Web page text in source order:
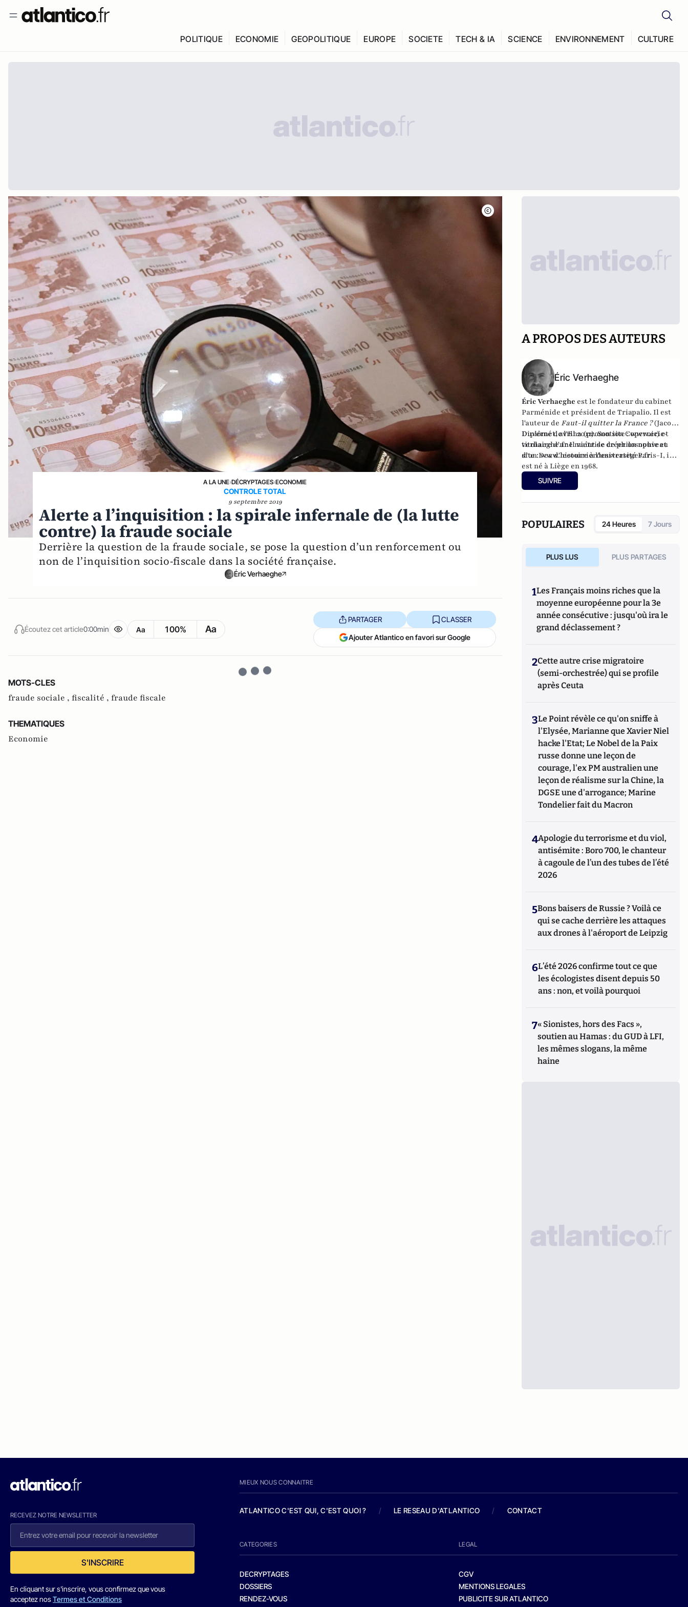
POLITIQUE ECONOMIE GEOPOLITIQUE EUROPE SOCIETE TECH & IA SCIENCE ENVIRONNEMENT CULTURE
A LA UNE›DÉCRYPTAGES›ECONOMIE
CONTROLE TOTAL
9 septembre 2019
Alerte a l’inquisition : la spirale infernale de (la lutte
contre) la fraude sociale
Derrière la question de la fraude sociale, se pose la question d’un renforcement ou
non de l’inquisition socio-fiscale dans la société française.
Éric Verhaeghe
Écoutez cet article0:00min Aa 100% Aa
PARTAGER CLASSER
Ajouter Atlantico en favori sur Google
MOTS-CLES
fraude sociale , fiscalité , fraude fiscale
THEMATIQUES
Economie
A PROPOS DES AUTEURS
Éric Verhaeghe
Éric Verhaeghe est le fondateur du cabinet
Parménide et président deTriapalio. Il est
l'auteur de Faut-il quitter la France ?(Jacob-
Duvernet, avril 2012). Son site :www.eric-
verhaeghe.frIl vient de créer un nouveau
site :www.lecourrierdesstrateges.fr
Diplômé de l'Ena (promotion Copernic) et
titulaire d'une maîtrise de philosophie et
d'un Dea d'histoire à l'université Paris-I, il
est né à Liège en 1968.
SUIVRE
POPULAIRES 24 Heures 7 Jours
PLUS LUS PLUS PARTAGES
1Les Français moins riches que la
moyenne européenne pour la 3e
année consécutive : jusqu'où ira le
grand déclassement ?
2Cette autre crise migratoire
(semi-orchestrée) qui se profile
après Ceuta
3Le Point révèle ce qu'on sniffe à
l'Elysée, Marianne que Xavier Niel
hacke l'Etat; Le Nobel de la Paix
russe donne une leçon de
courage, l'ex PM australien une
leçon de réalisme sur la Chine, la
DGSE une d'arrogance; Marine
Tondelier fait du Macron
4Apologie du terrorisme et du viol,
antisémite : Boro 700, le chanteur
à cagoule de l’un des tubes de l’été
2026
5Bons baisers de Russie ? Voilà ce
qui se cache derrière les attaques
aux drones à l'aéroport de Leipzig
6L’été 2026 confirme tout ce que
les écologistes disent depuis 50
ans : non, et voilà pourquoi
7« Sionistes, hors des Facs »,
soutien au Hamas : du GUD à LFI,
les mêmes slogans, la même
haine
RECEVEZ NOTRE NEWSLETTER
S'INSCRIRE
En cliquant sur s'inscrire, vous confirmez que vous
acceptez nosTermes et Conditions
MIEUX NOUS CONNAITRE
ATLANTICO C'EST QUI, C'EST QUOI ? / LE RESEAU D'ATLANTICO / CONTACT
CATEGORIES
DECRYPTAGES
DOSSIERS
RENDEZ-VOUS
LEGAL
CGV
MENTIONS LEGALES
PUBLICITE SUR ATLANTICO